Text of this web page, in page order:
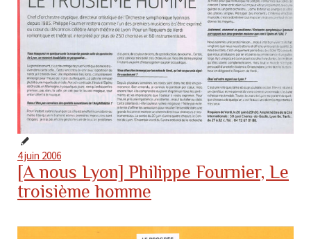
4 juin 2006
[A nous Lyon] Philippe Fournier, Le
troisième homme